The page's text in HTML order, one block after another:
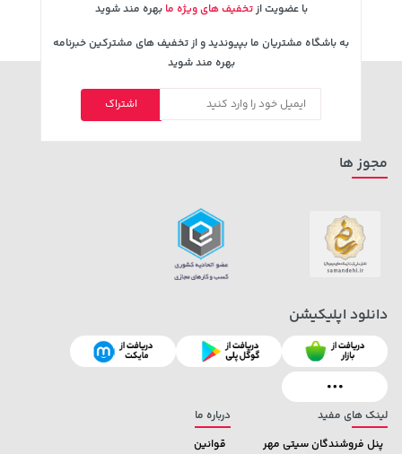
خرید
48,980,000 تومان خرید 42,780,000 تومان
با عضویت ازتخفیف های ویژه ما بهره مند شوید
به باشگاه مشتریان ما بپیوندید و از تخفیف های مشترکین خبرنامه
بهره مند شوید
اشتراک
لینک های مفید
پنل فروشندگان سیتی مهر
درباره ما
قوانین
مجوز ها
دانلود اپلیکیشن